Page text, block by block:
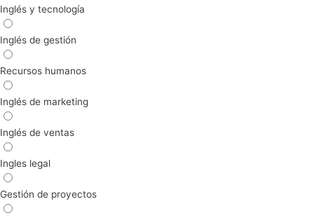
Inglés y tecnología
Inglés de gestión
Recursos humanos
Inglés de marketing
Inglés de ventas
Ingles legal
Gestión de proyectos